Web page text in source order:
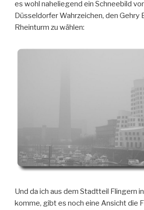
es wohl naheliegend ein Schneebild
Düsseldorfer Wahrzeichen, den Gehry
Rheinturm zu wählen:
Und da ich aus dem Stadtteil Flingern
komme, gibt es noch eine Ansicht die